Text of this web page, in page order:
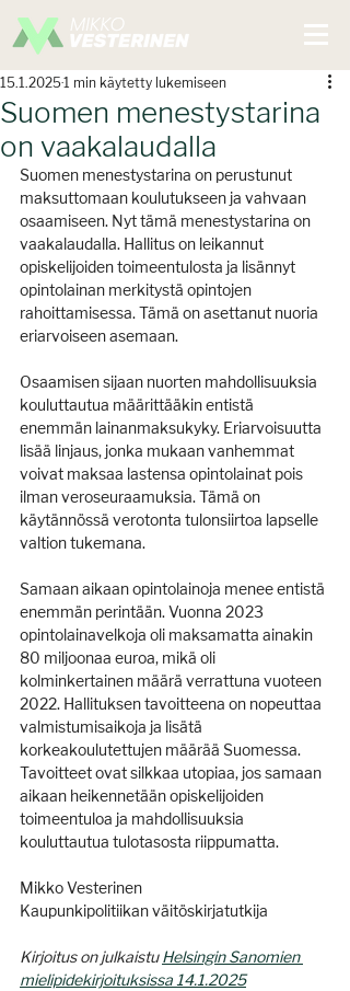
Suomen menestystarina
on vaakalaudalla
15.1.20251 min käytetty lukemiseen
Suomen menestystarina on perustunut
maksuttomaan koulutukseen ja vahvaan
osaamiseen. Nyt tämä menestystarina on
vaakalaudalla. Hallitus on leikannut
opiskelijoiden toimeentulosta ja lisännyt
opintolainan merkitystä opintojen
rahoittamisessa. Tämä on asettanut nuoria
eriarvoiseen asemaan.
Osaamisen sijaan nuorten mahdollisuuksia
kouluttautua määrittääkin entistä
enemmän lainanmaksukyky. Eriarvoisuutta
lisää linjaus, jonka mukaan vanhemmat
voivat maksaa lastensa opintolainat pois
ilman veroseuraamuksia. Tämä on
käytännössä verotonta tulonsiirtoa lapselle
valtion tukemana.
Samaan aikaan opintolainoja menee entistä
enemmän perintään. Vuonna 2023
opintolainavelkoja oli maksamatta ainakin
80 miljoonaa euroa, mikä oli
kolminkertainen määrä verrattuna vuoteen
2022. Hallituksen tavoitteena on nopeuttaa
valmistumisaikoja ja lisätä
korkeakoulutettujen määrää Suomessa.
Tavoitteet ovat silkkaa utopiaa, jos samaan
aikaan heikennetään opiskelijoiden
toimeentuloa ja mahdollisuuksia
kouluttautua tulotasosta riippumatta.
Mikko Vesterinen
Kaupunkipolitiikan väitöskirjatutkija
Kirjoitus on julkaistu Helsingin Sanomien
mielipidekirjoituksissa 14.1.2025